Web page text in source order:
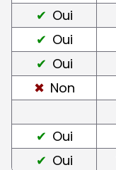
Oui
Oui
Oui
Non
Oui
Oui